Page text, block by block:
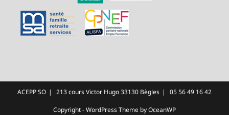
ACEPP SO 213 cours Victor Hugo 33130 Bègles 05 56 49 16 42
Copyright - WordPress Theme by OceanWP